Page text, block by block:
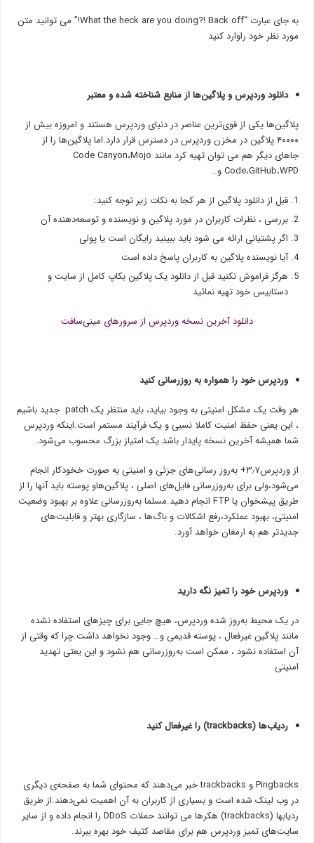
به جای عبارت “What the heck are you doing?! Back off!” می توانید متن
مورد نظر خود راوارد کنید
دانلود وردپرس و پلاگین‌ها از منابع شناخته شده و معتبر
پلاگین‌ها یکی از قوی‌ترین عناصر در دنیای وردپرس هستند و امروزه بیش از
۴۰۰۰۰ پلاگین در مخزن وردپرس در دسترس قرار دارد.اما پلاگین‌ها را از
جاهای دیگر هم می توان تهیه کرد مانند Code Canyon،Mojo
Code،GitHub،WPD و…
قبل از دانلود پلاگین از هر کجا به نکات زیر توجه کنید:
بررسی ، نظرات کاربران در مورد پلاگین و نویسنده و توسعه‌دهنده آن
اگر پشتیانی ارائه می شود باید ببینید رایگان است یا پولی
آیا نویسنده پلاگین به کاربران پاسخ داده است
هرگز فراموش نکنید قبل از دانلود یک پلاگین بکاپ کامل از سایت و
دستابیس خود تهیه نمائید
دانلود آخرین نسخه وردپرس از سرورهای مینی‌سافت
وردپرس خود را همواره به روزرسانی کنید
هر وقت یک مشکل امنیتی به وجود بیاید، باید منتظر یک patch جدید باشیم
، این یعنی حفظ امنیت کاملا نسبی و یک فرآیند مستمر است.اینکه وردپرس
شما همیشه آخرین نسخه پایدار باشد یک امتیاز بزرگ محسوب می‌شود.
از وردپرس۳٫۷+ به‌روز رسانی‌های جزئی و امنیتی به صورت خخودکار انجام
می‌شود،ولی برای به‌روزرسانی فایل‌های اصلی ، پلاگین‌هاو پوسته باید آنها را از
طریق پیشخوان یا FTP انجام دهید.مسلما به‌روزرسانی علاوه بر بهبود وضعیت
امنیتی، بهبود عملکرد،رفع اشکالات و باگ‌ها ، سازگاری بهتر و قابلیت‌های
جدیدتر هم به ارمغان خواهد آورد.
وردپرس خود را تمیز نگه دارید
در یک محیط به‌روز شده وردپرس، هیچ جایی برای چیزهای استفاده نشده
مانند پلاگین غیرفعال ، پوسته قدیمی و… وجود نخواهد داشت.چرا که وقتی از
آن استفاده نشود ، ممکن است به‌روزرسانی هم نشود و این یعتی تهدید
امنیتی
ردیاب‌ها (trackbacks) را غیرفعال کنید
Pingbacks و trackbacks خبر می‌دهند که محتوای شما به صفحه‌ی دیگری
در وب لینک شده است و بسیاری از کاربران به آن اهمیت نمی‌دهند.از طریق
ردیابها (trackbacks) هکرها می توانند حملات DDoS را انجام داده و از سایر
سایت‌های تمیز وردپرس هم برای مقاصد کثیف خود بهره ببرند.